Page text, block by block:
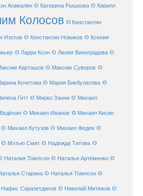
Агамалян © Катерина Рышкова © Кирилл
Колосов © Константин
Изотов © Константин Новиков © Ксения
© Ларри Коэн © Лилия Виноградова ©
Карташов © Максим Суворов ©
Кочетова © Мария Бикбулатова ©
Гитт © Мирко Занни © Михаил
© Михаил Иванов © Михаил Кисин
© Михаил Кутузов © Михаил Федюк ©
© Мэтью Смит © Надежда Титова ©
Наталия Томпсон © Наталья Артёменко ©
Старина © Наталья Томпсон ©
Сиразетдинов © Николай Митюков ©